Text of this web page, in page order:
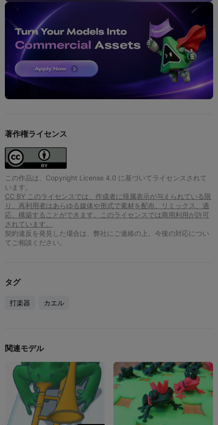
著作権ライセンス
この作品は、Copyright License 4.0 に基づいてライセンスされて
います。
CC BY このライセンスでは、作成者に帰属表示が与えられている限
り、再利用者はあらゆる媒体や形式で素材を配布、リミックス、適
応、構築することができます。このライセンスでは商用利用が許可
されています。
契約違反を発見した場合は、弊社にご連絡の上、今後の対応につい
てご相談ください。
タグ
打楽器 カエル
関連モデル